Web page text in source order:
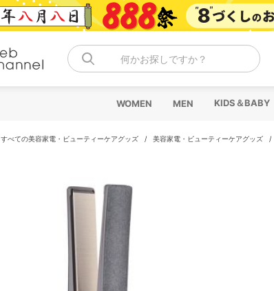
何かお探しですか？
WOMEN MEN KIDS＆BABY
すべての美容家電・ビューティーケアグッズ / 美容家電・ビューティーケアグッズ /